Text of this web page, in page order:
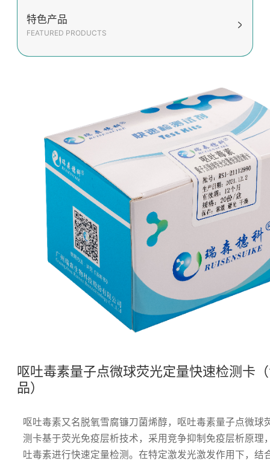
特色产品
FEATURED PRODUCTS
呕吐毒素量子点微球荧光定量快速检测卡
品）
呕吐毒素又名脱氧雪腐镰刀菌烯醇，呕吐毒素量子点微球
测卡基于荧光免疫层析技术，采用竞争抑制免疫层析原理
吐毒素进行快速定量检测。在特定激发光激发作用下，结